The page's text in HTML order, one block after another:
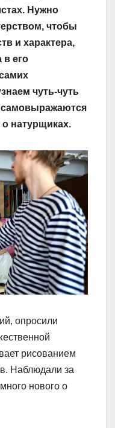
Нужно
чтобы
и характера,
в его
чуть-чуть
натурщиках.
опросили
рисованием
Наблюдали за
нового о